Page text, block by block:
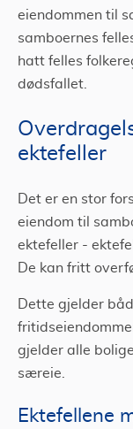
eiendommen til
samboernes
hatt felles
dødsfallet.
ektefeller
Det er en stor
eiendom til
ektefeller -
De kan fritt
Dette gjelder
gjelder alle
særeie.
Ektefellene